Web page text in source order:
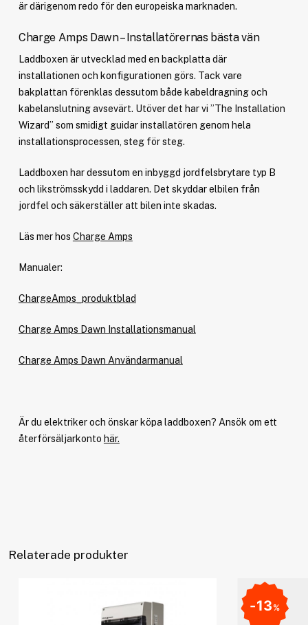
är därigenom redo för den europeiska marknaden.
Charge Amps Dawn – Installatörernas bästa vän
Laddboxen är utvecklad med en backplatta där
installationen och konfigurationen görs. Tack vare
bakplattan förenklas dessutom både kabeldragning och
kabelanslutning avsevärt. Utöver det har vi ”The Installation
Wizard” som smidigt guidar installatören genom hela
installationsprocessen, steg för steg.
Laddboxen har dessutom en inbyggd jordfelsbrytare typ B
och likströmsskydd i laddaren. Det skyddar elbilen från
jordfel och säkerställer att bilen inte skadas.
Läs mer hos Charge Amps
Manualer:
ChargeAmps_produktblad
Charge Amps Dawn Installationsmanual
Charge Amps Dawn Användarmanual
Är du elektriker och önskar köpa laddboxen? Ansök om ett
återförsäljarkonto här.
Relaterade produkter
13%